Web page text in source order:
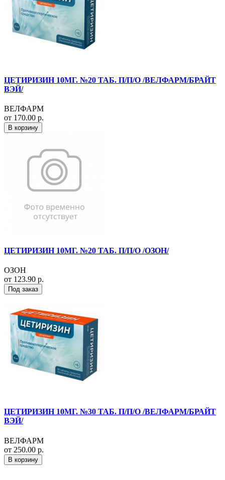
ЦЕТИРИЗИН 10МГ. №20 ТАБ. П/П/О /ВЕЛФАРМ/БРАЙТ
ВЭЙ/
ВЕЛФАРМ
от 170.00 р.
В корзину
ЦЕТИРИЗИН 10МГ. №20 ТАБ. П/П/О /ОЗОН/
ОЗОН
от 123.90 р.
Под заказ
ЦЕТИРИЗИН 10МГ. №30 ТАБ. П/П/О /ВЕЛФАРМ/БРАЙТ
ВЭЙ/
ВЕЛФАРМ
от 250.00 р.
В корзину